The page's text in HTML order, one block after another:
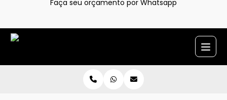
Faça seu orçamento por Whatsapp